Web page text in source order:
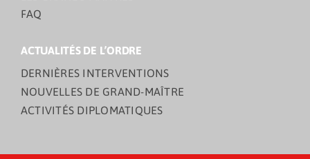
FAQ
ACTUALITÉS DE L’ORDRE
DERNIÈRES INTERVENTIONS
NOUVELLES DE GRAND-MAÎTRE
ACTIVITÉS DIPLOMATIQUES